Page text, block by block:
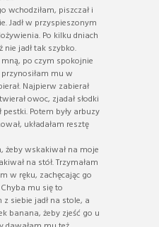
wchodziłam, piszczał i
Jadł w przyspieszonym
Po kilku dniach
jadł tak szybko.
mną, po czym spokojnie
przynosiłam mu w
Najpierw zabierał
owoc, zjadał słodki
Potem były arbuzy
układałam resztę
żeby wskakiwał na moje
na stół. Trzymałam
w ręku, zachęcając go
mu się to
siebie jadł na stole, a
banana, żeby zjeść go u